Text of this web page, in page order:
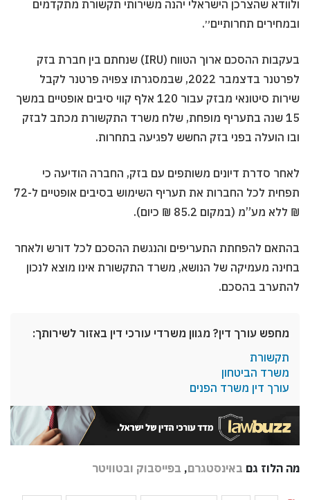
ולוודא שהצרכן הישראלי יהנה משירותי תקשורת מתקדמים
ובמחירים תחרותיים״.
בעקבות ההסכם ארוך הטווח (IRU) שנחתם בין חברת בזק
לפרטנר בדצמבר 2022, שבמסגרתו צפויה פרטנר לקבל
שירות סיטונאי מבזק עבור 120 אלף קווי סיבים אופטיים במשך
15 שנה בתעריף מופחת, שלח משרד התקשורת מכתב לבזק
ובו הועלה בפני בזק החשש לפגיעה בתחרות.
לאחר סדרת דיונים משותפים עם בזק, החברה הודיעה כי
תפחית לכל החברות את תעריף השימוש בסיבים אופטיים ל-72
₪ ללא מע”מ (במקום 85.2 ₪ כיום).
בהתאם להפחתת התעריפים והנגשת ההסכם לכל דורש ולאחר
בחינה מעמיקה של הנושא, משרד התקשורת אינו מוצא לנכון
להתערב בהסכם.
מחפש עורך דין? מגוון משרדי עורכי דין באזור לשירותך:
תקשורת
משרד הביטחון
עורך דין משרד הפנים
מה הלוז גם באינסטגרם, בפייסבוק ובטוויטר